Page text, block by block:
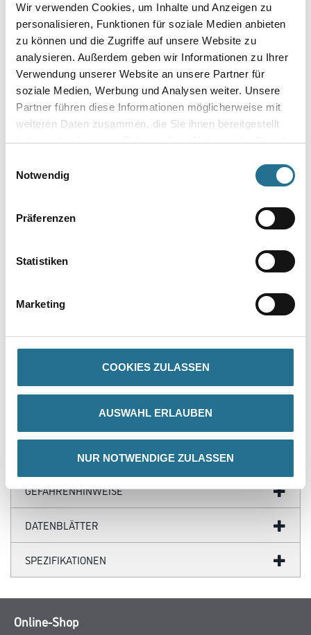
Wir verwenden Cookies, um Inhalte und Anzeigen zu
personalisieren, Funktionen für soziale Medien anbieten
zu können und die Zugriffe auf unsere Website zu
analysieren. Außerdem geben wir Informationen zu Ihrer
Verwendung unserer Website an unsere Partner für
soziale Medien, Werbung und Analysen weiter. Unsere
Partner führen diese Informationen möglicherweise mit
weiteren Daten zusammen, die Sie ihnen bereitgestellt
haben oder die sie im Rahmen Ihrer Nutzung der Dienste
Notwendig
Präferenzen
Statistiken
Marketing
COOKIES ZULASSEN
AUSWAHL ERLAUBEN
NUR NOTWENDIGE ZULASSEN
Gebinde
Umrechnungsfaktoren
PRODUKTEIGENSCHAFTEN
- Breites Anwendungsspektrum
- Hervorragende Belagsbenetzung
ZUSATZINFOS
GEFAHRENHINWEISE
DATENBLÄTTER
SPEZIFIKATIONEN
Online-Shop